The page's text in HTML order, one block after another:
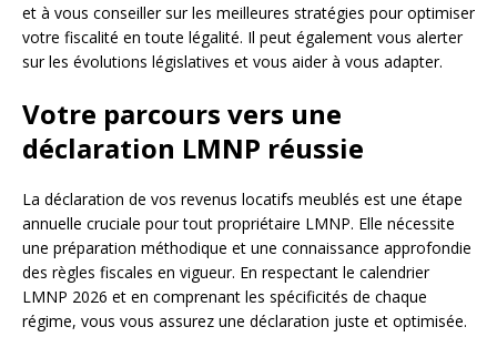
et à vous conseiller sur les meilleures stratégies pour optimiser
votre fiscalité en toute légalité. Il peut également vous alerter
sur les évolutions législatives et vous aider à vous adapter.
Votre parcours vers une
déclaration LMNP réussie
La déclaration de vos revenus locatifs meublés est une étape
annuelle cruciale pour tout propriétaire LMNP. Elle nécessite
une préparation méthodique et une connaissance approfondie
des règles fiscales en vigueur. En respectant le calendrier
LMNP 2026 et en comprenant les spécificités de chaque
régime, vous vous assurez une déclaration juste et optimisée.